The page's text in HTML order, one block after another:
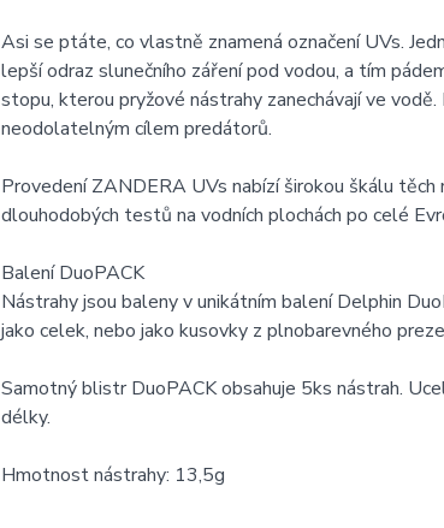
Asi se ptáte, co vlastně znamená označení UVs.
lepší odraz slunečního záření pod vodou, a tím
stopu, kterou pryžové nástrahy zanechávají ve
neodolatelným cílem predátorů.
Provedení ZANDERA UVs nabízí širokou škálu těch
dlouhodobých testů na vodních plochách po celé
Balení DuoPACK
Nástrahy jsou baleny v unikátním balení Delphin
jako celek, nebo jako kusovky z plnobarevného
Samotný blistr DuoPACK obsahuje 5ks nástrah.
délky.
Hmotnost nástrahy: 13,5g